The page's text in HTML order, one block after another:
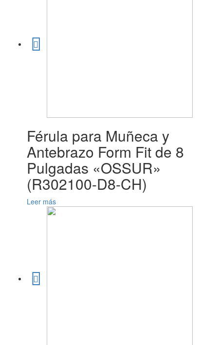
Férula para Muñeca y
Antebrazo Form Fit de 8
Pulgadas «OSSUR»
(R302100-D8-CH)
Leer más